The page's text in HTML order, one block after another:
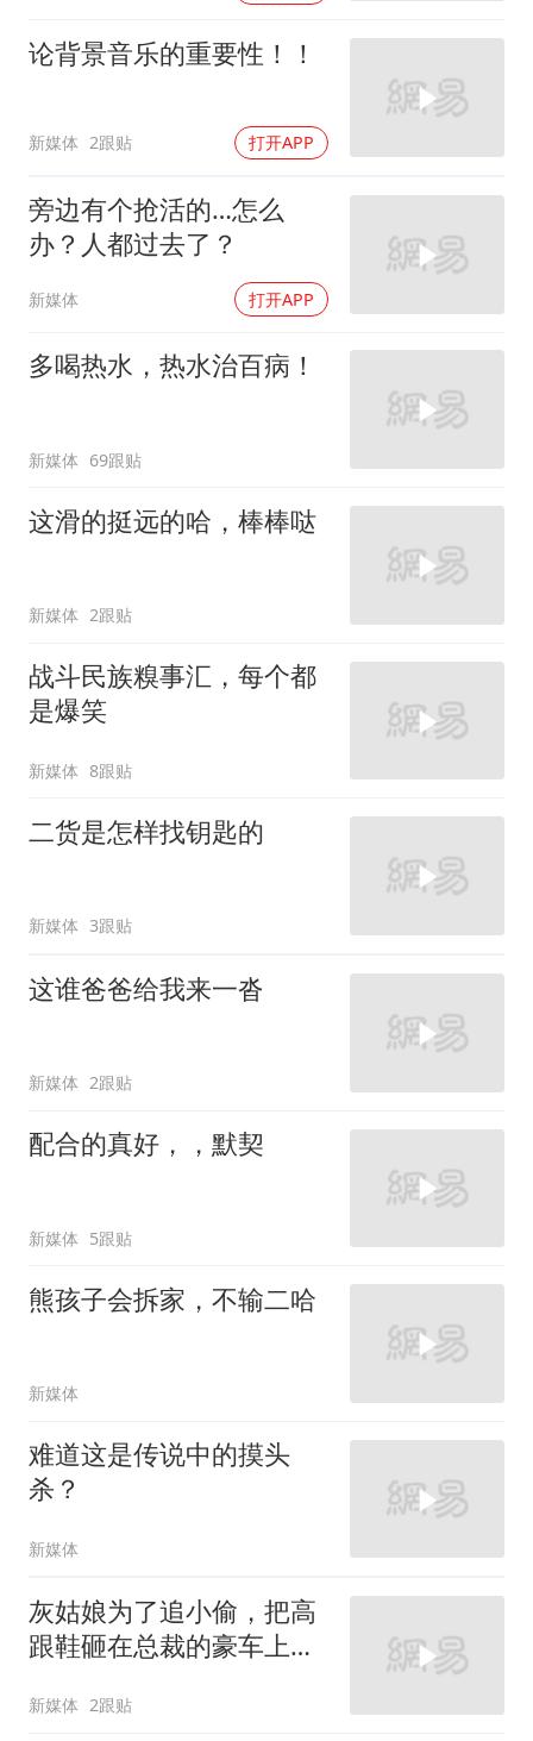
论背景音乐的重要性！！
新媒体 2跟贴 打开APP
旁边有个抢活的…怎么
办？人都过去了？
新媒体 打开APP
多喝热水，热水治百病！
新媒体 69跟贴
这滑的挺远的哈，棒棒哒
新媒体 2跟贴
战斗民族糗事汇，每个都
是爆笑
新媒体 8跟贴
二货是怎样找钥匙的
新媒体 3跟贴
这谁爸爸给我来一沓
新媒体 2跟贴
配合的真好，，默契
新媒体 5跟贴
熊孩子会拆家，不输二哈
新媒体
难道这是传说中的摸头
杀？
新媒体
灰姑娘为了追小偷，把高
跟鞋砸在总裁的豪车上，
新媒体 2跟贴